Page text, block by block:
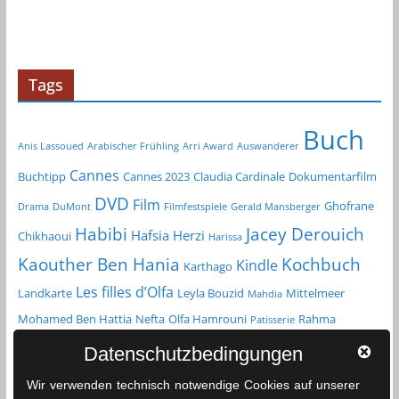
Tags
Anis Lassoued Arabischer Frühling Arri Award Auswanderer Buch
Buchtipp Cannes Cannes 2023 Claudia Cardinale Dokumentarfilm
Drama DuMont DVD Film Filmfestspiele Gerald Mansberger Ghofrane
Chikhaoui Habibi Hafsia Herzi Harissa Jacey Derouich
Kaouther Ben Hania Karthago Kindle Kochbuch
Landkarte Les filles d’Olfa Leyla Bouzid Mahdia Mittelmeer
Mohamed Ben Hattia Nefta Olfa Hamrouni Patisserie Rahma
Reiseführer Roman Sfax Spielfilm
sprachenlernen24.de Straßenkarte Taschenbuch Tozeur Tunesien
Datenschutzbedingungen
Wir verwenden technisch notwendige Cookies auf unserer